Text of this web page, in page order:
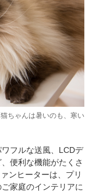
ちゃんは暑いのも、寒い
フルな送風、LCDデ
便利な機能がたくさ
ンヒーターは、プリ
家庭のインテリアに